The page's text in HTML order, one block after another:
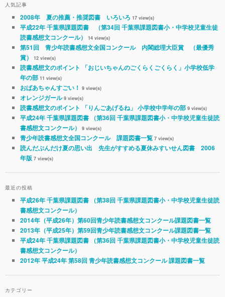
人気記事
2008年 夏の推薦・推奨図書 いろいろ 17 view(s)
平成22年 千葉県課題図書 （第34回 千葉県課題図書小・中学校児童生徒
読書感想文コンクール）
14 view(s)
第51回 青少年読書感想文全国コンクール 内閣総理大臣賞 （最優秀
賞）
12 view(s)
読書感想文のポイント 「おじいちゃんのごくらくごくらく」小学校低学
年の部 11 view(s)
おばあちゃんすごい！ 9 view(s)
オレンジガール 9 view(s)
読書感想文のポイント 「りんごあげるね」 小学校中学年の部 9 view(s)
平成24年 千葉県課題図書 （第36回 千葉県課題図書小・中学校児童生徒読
書感想文コンクール）
9 view(s)
青少年読書感想文全国コンクール 課題図書一覧 7 view(s)
読んだぶんだけ夏の思い出 先生がすすめる夏休みすいせん図書 2006
年版 7 view(s)
最近の投稿
平成26年 千葉県課題図書 （第38回 千葉県課題図書小・中学校児童生徒読
書感想文コンクール）
2014年（平成26年）第60回青少年読書感想文コンクール課題図書一覧
2013年（平成25年）第59回青少年読書感想文コンクール課題図書一覧
平成24年 千葉県課題図書 （第36回 千葉県課題図書小・中学校児童生徒読
書感想文コンクール）
2012年 平成24年 第58回 青少年読書感想文コンクール 課題図書一覧
カテゴリー